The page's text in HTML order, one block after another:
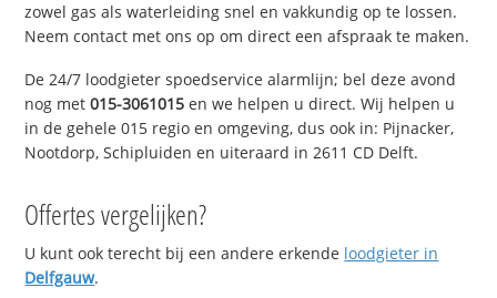
zowel gas als waterleiding snel en vakkundig op te lossen.
Neem contact met ons op om direct een afspraak te maken.
De 24/7 loodgieter spoedservice alarmlijn; bel deze avond
nog met015-3061015 en we helpen u direct. Wij helpen u
in de gehele 015 regio en omgeving, dus ook in: Pijnacker,
Nootdorp, Schipluiden en uiteraard in 2611 CD Delft.
Offertes vergelijken?
U kunt ook terecht bij een andere erkende loodgieter in
Delfgauw.